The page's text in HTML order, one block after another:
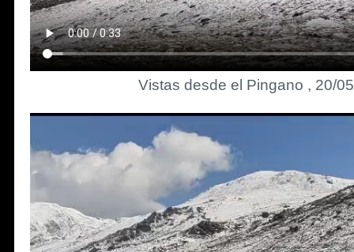
Vistas desde el Pingano , 20/